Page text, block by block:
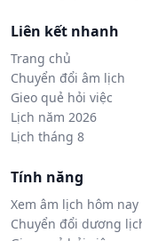
Liên kết nhanh
Trang chủ
Chuyển đổi âm lịch
Gieo quẻ hỏi việc
Lịch năm 2026
Lịch tháng 8
Tính năng
Xem âm lịch hôm nay
Chuyển đổi dương